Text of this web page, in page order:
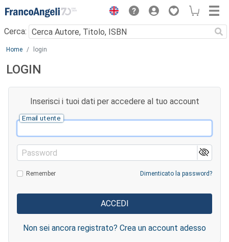
Menu
Cerca:
Main content
Home login
LOGIN
Inserisci i tuoi dati per accedere al tuo account
Email utente
Password
Remember Dimenticato la password?
Non sei ancora registrato? Crea un account adesso